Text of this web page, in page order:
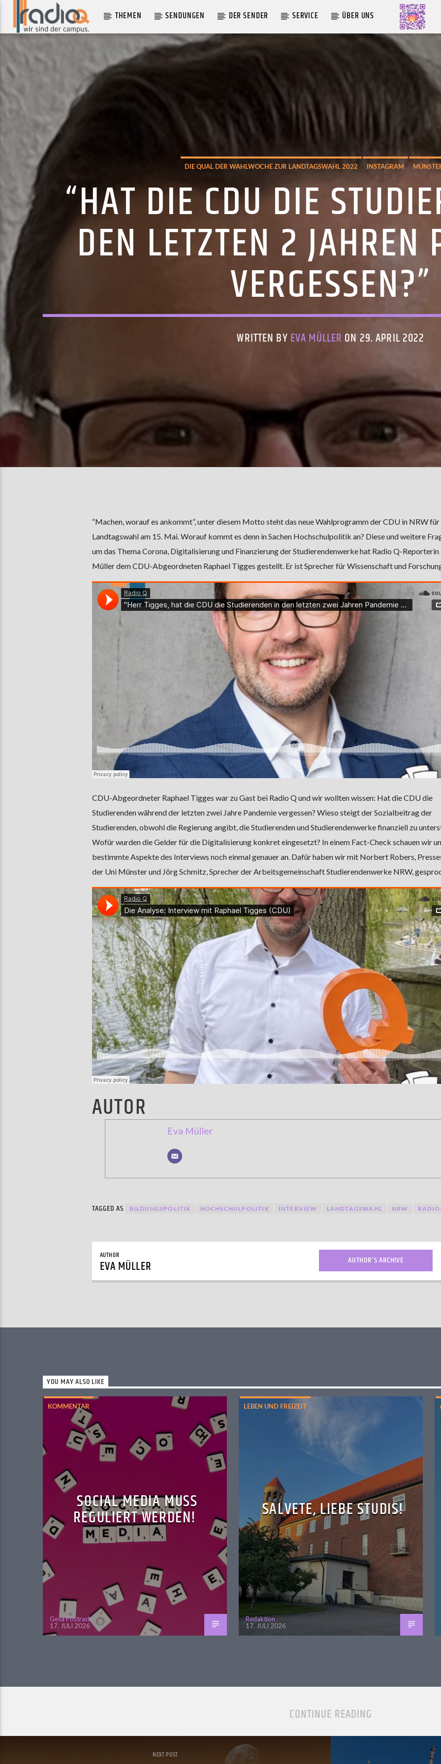
THEMEN SENDUNGEN DER SENDER SERVICE ÜBER UNS
BIRD OF SPACE
JOSÉ JAMES
DIE QUAL DER WAHLWOCHE ZUR LANDTAGSWAHL 2022 INSTAGRAM
“HAT DIE CDU DIE
DEN LETZTEN 2 JAHREN
VERGESSEN?”
WRITTEN BY EVA MÜLLER ON 29. APRIL 2022
“Machen, worauf es ankommt”, unter diesem Motto steht das neue Wahlprogramm der CDU in NRW für
Landtagswahl am 15. Mai. Worauf kommt es denn in Sachen Hochschulpolitik an? Diese und weitere
um das Thema Corona, Digitalisierung und Finanzierung der Studierendenwerke hat Radio Q-Reporterin
Müller dem CDU-Abgeordneten Raphael Tigges gestellt. Er ist Sprecher für Wissenschaft und
CDU-Abgeordneter Raphael Tigges war zu Gast bei Radio Q und wir wollten wissen: Hat die CDU die
Studierenden während der letzten zwei Jahre Pandemie vergessen? Wieso steigt der Sozialbeitrag der
Studierenden, obwohl die Regierung angibt, die Studierenden und Studierendenwerke finanziell zu
Wofür wurden die Gelder für die Digitalisierung konkret eingesetzt? In einem Fact-Check schauen wir
bestimmte Aspekte des Interviews noch einmal genauer an. Dafür haben wir mit Norbert Robers,
der Uni Münster und Jörg Schmitz, Sprecher der Arbeitsgemeinschaft Studierendenwerke NRW,
AUTOR
Eva Müller
TAGGED AS BILDUNGSPOLITIK HOCHSCHULPOLITIK INTERVIEW LANDTAGSWAHL NRW
AUTHOR
EVA MÜLLER AUTHOR'S ARCHIVE
YOU MAY ALSO LIKE
KOMMENTAR
SOCIAL MEDIA MUSS
REGULIERT WERDEN!
Gesa Postrach
17. JULI 2026
LEBEN UND FREIZEIT
SALVETE, LIEBE STUDIS!
Redaktion
17. JULI 2026
CONTINUE READING
NEXT POST